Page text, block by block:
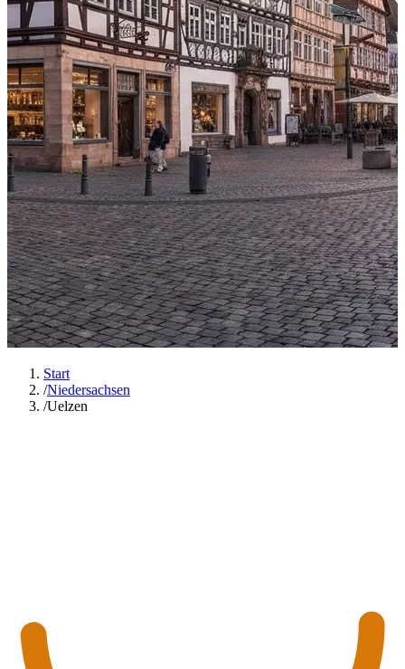
Start
/Niedersachsen
/Uelzen